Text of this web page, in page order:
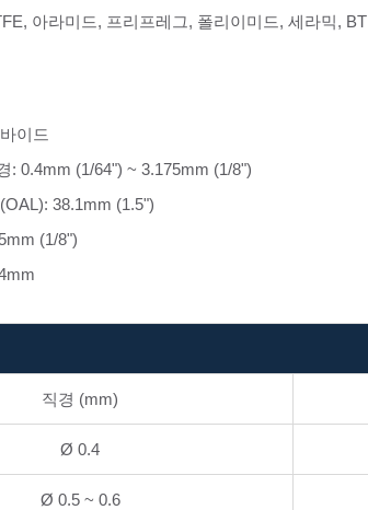
아라미드, 프리프레그, 폴리이미드, 세라믹, BT
이드
: 0.4mm (1/64") ~ 3.175mm (1/8")
38.1mm (1.5")
(1/8")
직경 (mm)
Ø 0.4
Ø 0.5 ~ 0.6